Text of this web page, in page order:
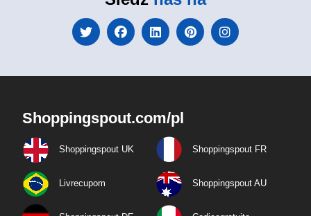
Shoppingspout.com/pl
Shoppingspout UK Shoppingspout FR
Livrecupom Shoppingspout AU